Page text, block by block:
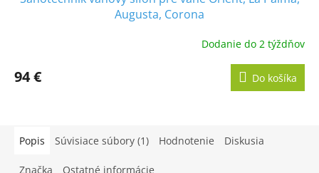
Augusta, Corona
Dodanie do 2 týždňov
94 € Do košíka
Popis Súvisiace súbory (1) Hodnotenie Diskusia
Značka Ostatné informácie